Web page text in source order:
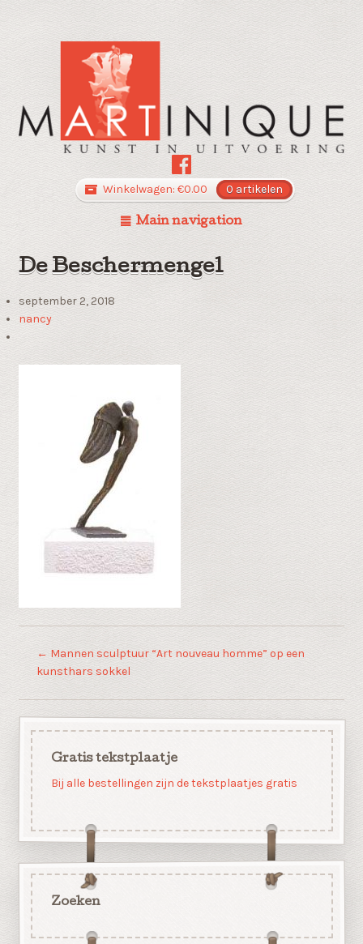
Winkelwagen: €0.00 0 artikelen
Main navigation
De Beschermengel
september 2, 2018
nancy
← Mannen sculptuur “Art nouveau homme” op een
kunsthars sokkel
Gratis tekstplaatje
Bij alle bestellingen zijn de tekstplaatjes gratis
Zoeken